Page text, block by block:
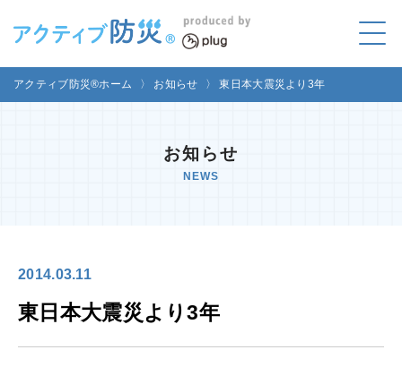
アクティブ防災とは?
MEDIA
講座のご依頼 取材お申し込み
アクティブ防災®ホーム 〉 お知らせ 〉 東日本大震災より3年
お知らせ
NEWS
2014.03.11
東日本大震災より3年